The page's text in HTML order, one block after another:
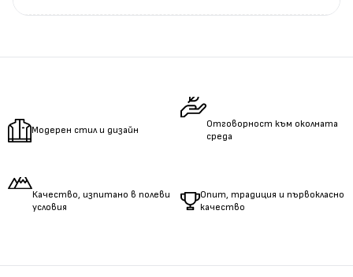
Измеретеобиколкатана талията.
Модерен стил и дизайн
Отговорност към околната
среда
Качество, изпитано в полеви
условия
Опит, традиция и първокласно
качество